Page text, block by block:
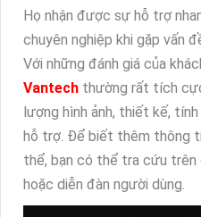
Họ nhận được sự hỗ trợ
chuyên nghiệp khi gặp vấn
Với những đánh giá của
Vantech thường rất tích
lượng hình ảnh, thiết kế,
hỗ trợ. Để biết thêm thông
thể, bạn có thể tra cứu trên
hoặc diễn đàn người dùng.